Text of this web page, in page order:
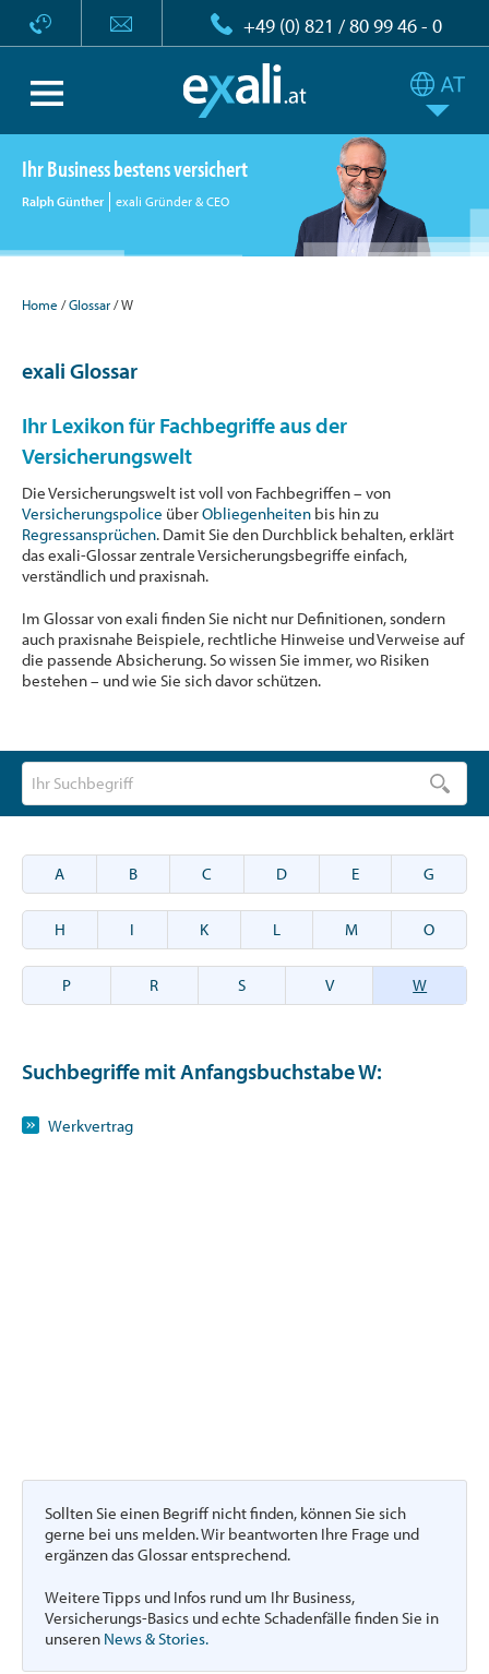
+49 (0) 821 / 80 99 46 - 0
Ihr Business bestens versichert
Ralph Günther exali Gründer & CEO
Home Glossar W
exali Glossar
Ihr Lexikon für Fachbegriffe aus der
Versicherungswelt
Die Versicherungswelt ist voll von Fachbegriffen – von
Versicherungspolice überObliegenheiten bis hin zu
Regressansprüchen. Damit Sie den Durchblick behalten, erklärt
das exali-Glossar zentrale Versicherungsbegriffe einfach,
verständlich und praxisnah.
Im Glossar von exali finden Sie nicht nur Definitionen, sondern
auch praxisnahe Beispiele, rechtliche Hinweise und Verweise auf
die passende Absicherung. So wissen Sie immer, wo Risiken
bestehen – und wie Sie sich davor schützen.
A B C D E G
H I K L M O
P R S V W
Suchbegriffe mit AnfangsbuchstabeW:
Werkvertrag
Sollten Sie einen Begriff nicht finden, können Sie sich
gerne bei uns melden. Wir beantworten Ihre Frage und
ergänzen das Glossar entsprechend.
Weitere Tipps und Infos rund um Ihr Business,
Versicherungs-Basics und echte Schadenfälle finden Sie in
unseren News & Stories.